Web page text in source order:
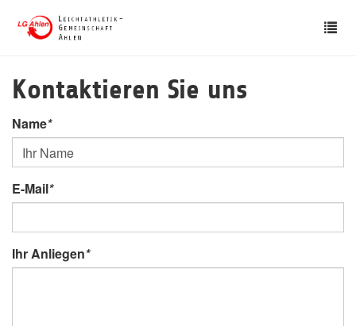
Kontaktieren Sie uns
Name*
E-Mail*
Ihr Anliegen*